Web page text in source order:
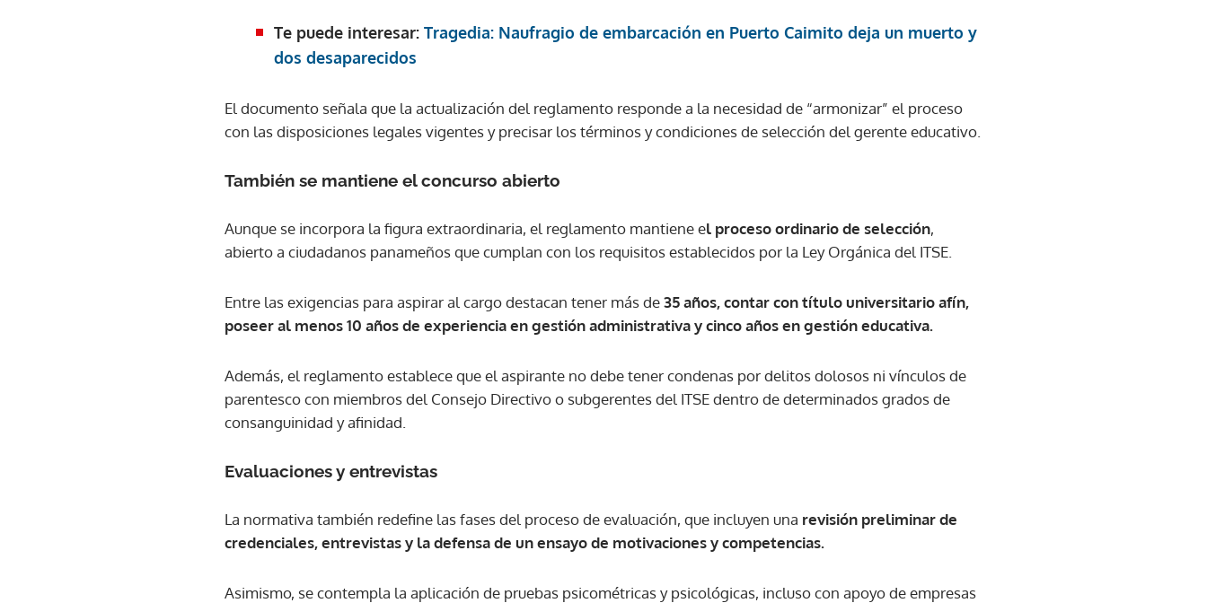
Te puede interesar: Tragedia: Naufragio de embarcación en Puerto Caimito deja un muerto y
dos desaparecidos
El documento señala que la actualización del reglamento responde a la necesidad de “armonizar” el proceso
con las disposiciones legales vigentes y precisar los términos y condiciones de selección del gerente educativo.
También se mantiene el concurso abierto
Aunque se incorpora la figura extraordinaria, el reglamento mantiene el proceso ordinario de selección,
abierto a ciudadanos panameños que cumplan con los requisitos establecidos por la Ley Orgánica del ITSE.
Entre las exigencias para aspirar al cargo destacan tener más de35 años, contar con título universitario afín,
poseer al menos 10 años de experiencia en gestión administrativa y cinco años en gestión educativa.
Además, el reglamento establece que el aspirante no debe tener condenas por delitos dolosos ni vínculos de
parentesco con miembros del Consejo Directivo o subgerentes del ITSE dentro de determinados grados de
consanguinidad y afinidad.
Evaluaciones y entrevistas
La normativa también redefine las fases del proceso de evaluación, que incluyen una revisión preliminar de
credenciales, entrevistas y la defensa de un ensayo de motivaciones y competencias.
Asimismo, se contempla la aplicación de pruebas psicométricas y psicológicas, incluso con apoyo de empresas